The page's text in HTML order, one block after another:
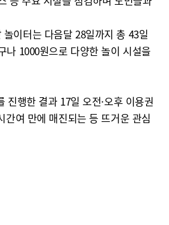
이터는 다음달 28일까지 총 43일
나 1000원으로 다양한 놀이 시설을
진행한 결과 17일 오전·오후 이용권
간여 만에 매진되는 등 뜨거운 관심